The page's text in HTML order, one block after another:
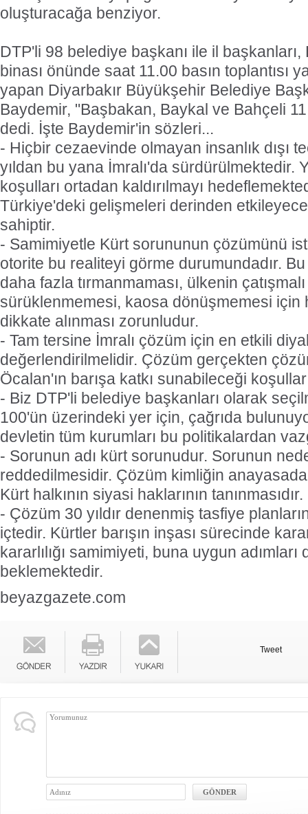
oluşturacağa benziyor.
DTP'li 98 belediye başkanı ile il başkanları,
binası önünde saat 11.00 basın toplantısı
yapan Diyarbakır Büyükşehir Belediye
Baydemir, "Başbakan, Baykal ve Bahçeli 11
dedi. İşte Baydemir'in sözleri...
- Hiçbir cezaevinde olmayan insanlık dışı
yıldan bu yana İmralı'da sürdürülmektedir.
koşulları ortadan kaldırılmayı
Türkiye'deki gelişmeleri derinden
sahiptir.
- Samimiyetle Kürt sorununun çözümünü
otorite bu realiteyi görme durumundadır.
daha fazla tırmanmaması, ülkenin
sürüklenmemesi, kaosa dönüşmemesi için
dikkate alınması zorunludur.
- Tam tersine İmralı çözüm için en etkili
değerlendirilmelidir. Çözüm gerçekten
Öcalan'ın barışa katkı sunabileceği
- Biz DTP'li belediye başkanları olarak
100'ün üzerindeki yer için, çağrıda
devletin tüm kurumları bu politikalardan
- Sorunun adı kürt sorunudur. Sorunun
reddedilmesidir. Çözüm kimliğin
Kürt halkının siyasi haklarının tanınmasıdır.
- Çözüm 30 yıldır denenmiş tasfiye
içtedir. Kürtler barışın inşası sürecinde
kararlılığı samimiyeti, buna uygun adımları
beklemektedir.
beyazgazete.com
Tweet